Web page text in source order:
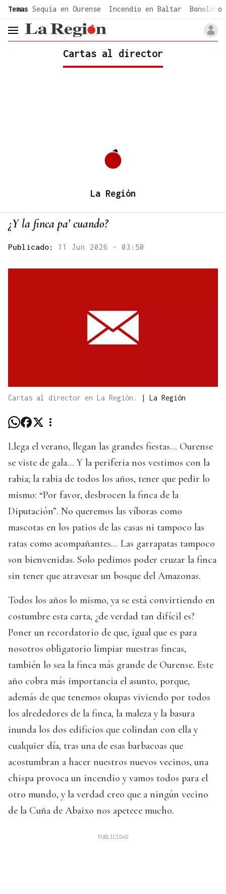
common.go-to-content
Temas Sequía en Ourense Incendio en Baltar Bonoloto
header.menu.open
Cartas al director
La Región
¿Y la finca pa’ cuando?
Publicado: 11 Jun 2026 - 03:50
Cartas al director en La Región. | La Región
Llega el verano, llegan las grandes fiestas... Ourense
se viste de gala... Y la periferia nos vestimos con la
rabia; la rabia de todos los años, tener que pedir lo
mismo: “Por favor, desbrocen la finca de la
Diputación”. No queremos las víboras como
mascotas en los patios de las casas ni tampoco las
ratas como acompañantes... Las garrapatas tampoco
son bienvenidas. Solo pedimos poder cruzar la finca
sin tener que atravesar un bosque del Amazonas.
Todos los años lo mismo, ya se está convirtiendo en
costumbre esta carta, ¿de verdad tan difícil es?
Poner un recordatorio de que, igual que es para
nosotros obligatorio limpiar nuestras fincas,
también lo sea la finca más grande de Ourense. Este
año cobra más importancia el asunto, porque,
además de que tenemos okupas viviendo por todos
los alrededores de la finca, la maleza y la basura
inunda los dos edificios que colindan con ella y
cualquier día, tras una de esas barbacoas que
acostumbran a hacer nuestros nuevos vecinos, una
chispa provoca un incendio y vamos todos para el
otro mundo, y la verdad creo que a ningún vecino
de la Cuña de Abaixo nos apetece mucho.